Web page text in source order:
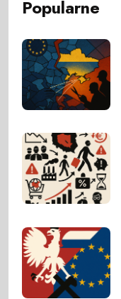
Popularne